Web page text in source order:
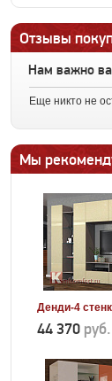
Отзывы
Нам важно
Еще никто не
Мы
Денди-4
44 370 руб.